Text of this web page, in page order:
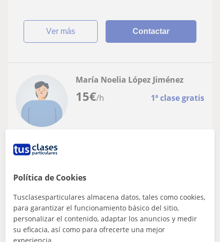
ver más Contactar
15€/h 1ª clase gratis
María Noelia López Jiménez
Inglés
Profesor de inglés imparte clases
preparación a exámenes oficiales
Cambridge y Oxford
Tengo una amplia experiencia profesional en el ámbito
de la educación. He trabajado con gente de todas las
edades y he impartido cursos de...
Política de Cookies
Tusclasesparticulares almacena datos, tales como cookies,
para garantizar el funcionamiento básico del sitio,
personalizar el contenido, adaptar los anuncios y medir
su eficacia, así como para ofrecerte una mejor
experiencia.